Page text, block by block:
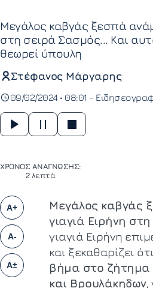
Μεγάλος καβγάς ξεσπά
στη σειρά Σασμός... Και
θεωρεί ύπουλη
Στέφανος Μάργαρης
09/02/2024 • 08:01 -
ΧΡΟΝΟΣ ΑΝΑΓΝΩΣΗΣ:
2 λεπτά
A+
A-
A±
Μεγάλος καβγάς
γιαγιά Ειρήνη
γιαγιά Ειρήνη
και ξεκαθαρίζει ότι
βήμα στο ζήτημα
και Βρουλάκηδων,